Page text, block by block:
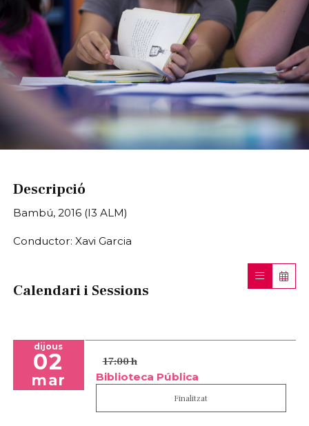
Descripció
Bambú, 2016 (I3 ALM)
Conductor: Xavi Garcia
Calendari i Sessions
dijous
02
mar
17:00 h
Biblioteca Pública
Finalitzat